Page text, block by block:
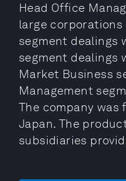
Head Office
large corporations
segment dealings
segment dealings
Market Business
Management
The company was
Japan. The
subsidiaries